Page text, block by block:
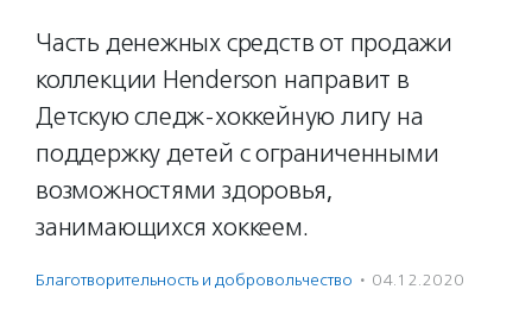
Часть денежных средств от продажи
коллекции Henderson направит в
Детскую следж-хоккейную лигу на
поддержку детей с ограниченными
возможностями здоровья,
занимающихся хоккеем.
Благотвори­тель­ность и доброволь­чест­во · 04.12.2020